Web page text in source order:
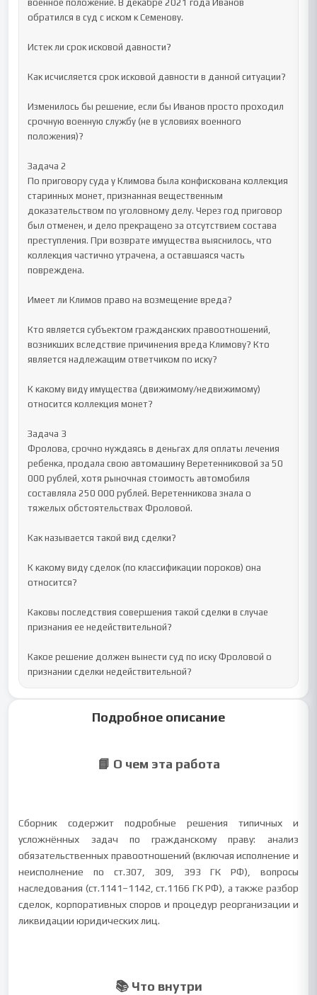
Подробное описание
📘 О чем эта работа
Сборник содержит подробные решения типичных и
усложнённых задач по гражданскому праву: анализ
обязательственных правоотношений (включая исполнение и
неисполнение по ст.307, 309, 393 ГК РФ), вопросы
наследования (ст.1141–1142, ст.1166 ГК РФ), а также разбор
сделок, корпоративных споров и процедур реорганизации и
ликвидации юридических лиц.
📚 Что внутри